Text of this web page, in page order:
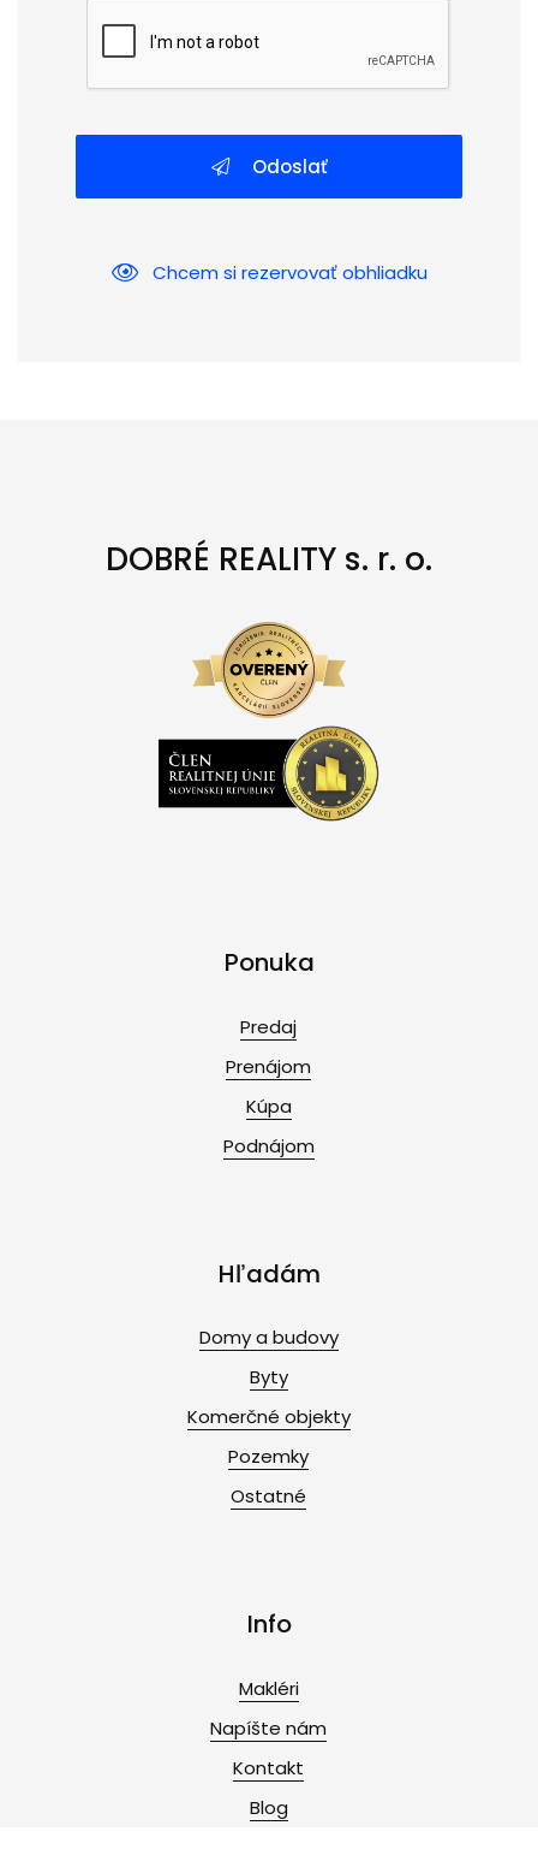
Odoslať
Chcem si rezervovať obhliadku
DOBRÉ REALITY s. r. o.
Ponuka
Predaj
Prenájom
Kúpa
Podnájom
Hľadám
Domy a budovy
Byty
Komerčné objekty
Pozemky
Ostatné
Info
Makléri
Napíšte nám
Kontakt
Blog